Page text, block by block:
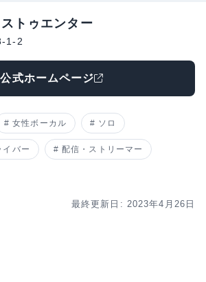
トゥエンター
1-2
公式ホームページ
女性ボーカル ソロ
イバー 配信・ストリーマー
最終更新日: 2023年4月26日